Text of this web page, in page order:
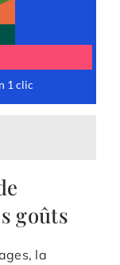
goûts
la